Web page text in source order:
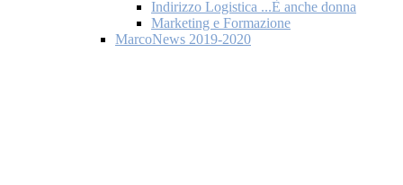
Indirizzo Logistica ...È anche donna
Marketing e Formazione
MarcoNews 2019-2020